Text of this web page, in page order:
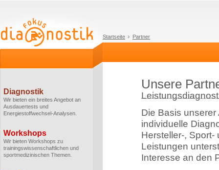
Startseite Partner
Diagnostik
Wir bieten ein breites Angebot an
Ausdauertests und
Energiestoffwechsel-Analysen.
Workshops
Wir bieten Workshops zu
trainingswissenschaftlichen und
sportmedizinischen Themen.
Unsere
Die Basis
individuelle
Hersteller-,
Leistungen
Interesse an den